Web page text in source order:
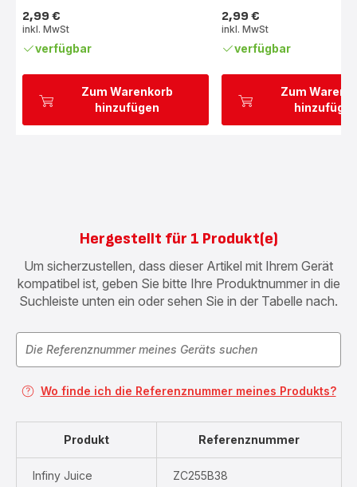
Zum Warenkorb
hinzufügen
Preis
2,99 €
inkl. MwSt
verfügbar
Zum
Preis
2,99 €
inkl. MwSt
verfügbar
Hergestellt für 1 Produkt(e)
Um sicherzustellen, dass dieser Artikel mit Ihrem Gerät
kompatibel ist, geben Sie bitte Ihre Produktnummer in die
Suchleiste unten ein oder sehen Sie in der Tabelle nach.
Wo finde ich die Referenznummer meines Produkts?
Produkt Referenznummer
Infiny Juice ZC255B38